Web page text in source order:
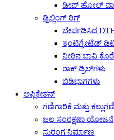
ಡೀಪ್ ಹೋಲ್
ಡ್ರಿಲ್ಲಿಂಗ್ ರಿಗ್
ಬೇರ್ಪಡಿಸಿದ
ಇಂಟಿಗ್ರೇಟೆಡ್
ನೀರಿನ ಬಾವಿ
ರಾಕ್ ಡ್ರಿಲ್‌ಗಳು
ಬಿಡಿಭಾಗಗಳು
ಅಪ್ಲಿಕೇಶನ್
ಗಣಿಗಾರಿಕೆ ಮತ್ತು
ಜಲ ಸಂರಕ್ಷಣಾ ಯೋಜನೆ
ಸುರಂಗ ನಿರ್ಮಾಣ